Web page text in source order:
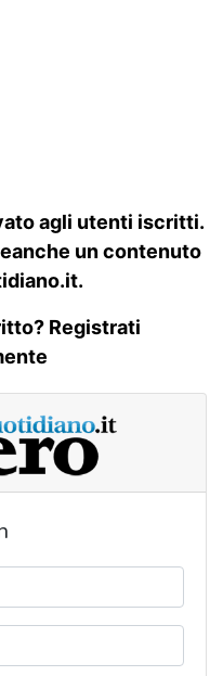
agli utenti iscritti.
un contenuto
Registrati